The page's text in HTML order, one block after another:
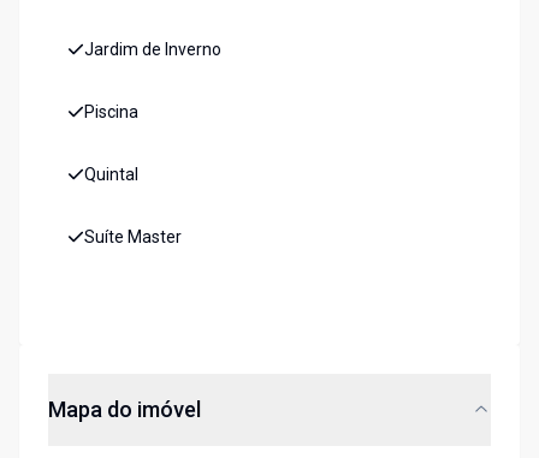
Jardim de Inverno
Piscina
Quintal
Suíte Master
Mapa do imóvel